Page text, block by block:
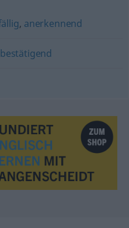
, anerkennend
bestätigend